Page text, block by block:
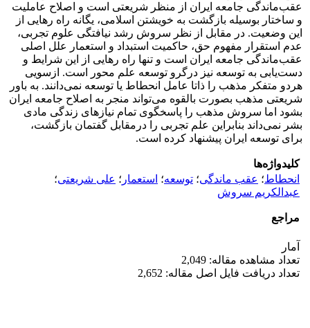
عقب‌ماندگی جامعه ایران از منظر شریعتی است و اصلاح عاملیت
و ساختار بوسیله بازگشت به خویشتن اسلامی، یگانه راه رهایی از
این وضعیت. در مقابل از نظر سروش رشد نیافتگی علوم تجربی،
عدم استقرار مفهوم حق، حاکمیت استبداد و استعمار علل اصلی
عقب‌ماندگی جامعه ایران است و تنها راه رهایی از این شرایط و
دست‌یابی به توسعه نیز درگرو توسعه علم محور است. ازسویی
هردو متفکر مذهب را ذاتا عامل انحطاط یا توسعه نمی‌دانند. به باور
شریعتی مذهب بصورت بالقوه می‌تواند منجر به اصلاح جامعه ایران
بشود اما سروش مذهب را پاسخگوی تمام نیازهای زندگی مادی
بشر نمی‌داند بنابراین علم تجربی را درمقابل گفتمان بازگشت،
برای توسعه ایران پیشنهاد کرده است.
کلیدواژه‌ها
انحطاط؛ عقب ماندگی؛ توسعه؛ استعمار ؛ علی شریعتی؛
عبدالکریم سروش
مراجع
آمار
تعداد مشاهده مقاله: 2,049
تعداد دریافت فایل اصل مقاله: 2,652